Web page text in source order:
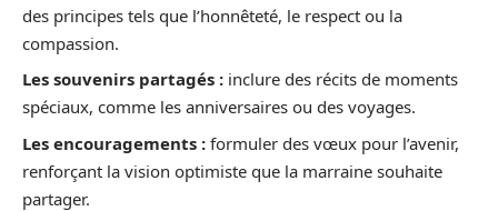
des principes tels que l’honnêteté, le respect ou la
compassion.
Les souvenirs partagés : inclure des récits de moments
spéciaux, comme les anniversaires ou des voyages.
Les encouragements : formuler des vœux pour l’avenir,
renforçant la vision optimiste que la marraine souhaite
partager.